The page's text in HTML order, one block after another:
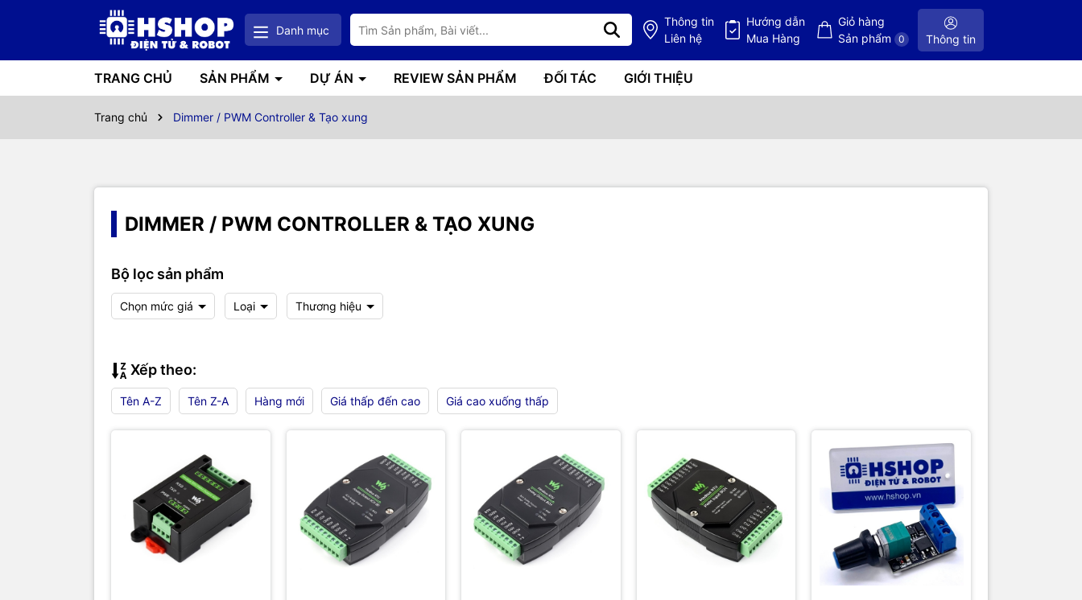
Danh mục
Thông tin
Liên hệ
Hướng dẫn
Mua Hàng
Giỏ hàng
Sản phẩm
0 Thông tin
TRANG CHỦ SẢN PHẨM DỰ ÁN REVIEW SẢN PHẨM ĐỐI TÁC GIỚI THIỆU
Trang chủ Dimmer / PWM Controller & Tạo xung
DIMMER / PWM CONTROLLER & TẠO XUNG
Bộ lọc sản phẩm
Chọn mức giá Loại Thương hiệu
Xếp theo:
Tên A-Z Tên Z-A Hàng mới Giá thấp đến cao Giá cao xuống thấp